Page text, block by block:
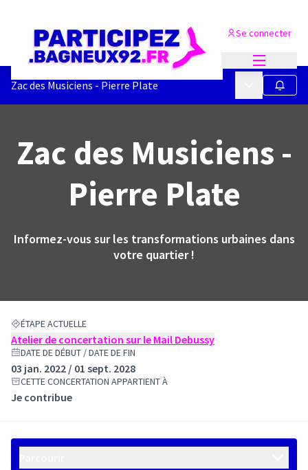
Se connecter
Zac des Musiciens - Pierre Plate Menu Suivre
Zac des Musiciens -
Pierre Plate
Informez-vous sur les transformations urbaines dans
votre quartier !
ÉTAPE ACTUELLE
Atelier de concertation sur le Mail Debussy
DATE DE DÉBUT / DATE DE FIN
03 jan. 2022 / 01 sept. 2028
CETTE CONCERTATION APPARTIENT À
Je contribue